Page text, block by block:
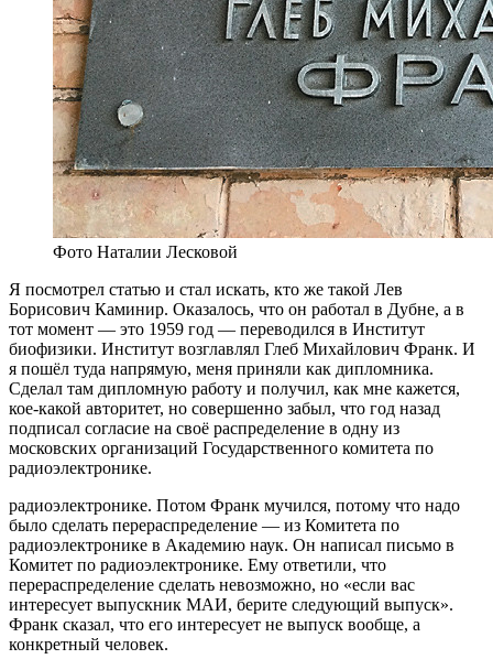
Фото Наталии Лесковой
Я посмотрел статью и стал искать, кто же такой Лев
Борисович Каминир. Оказалось, что он работал в Дубне, а в
тот момент — это 1959 год — переводился в Институт
биофизики. Институт возглавлял Глеб Михайлович Франк. И
я пошёл туда напрямую, меня приняли как дипломника.
Сделал там дипломную работу и получил, как мне кажется,
кое-какой авторитет, но совершенно забыл, что год назад
подписал согласие на своё распределение в одну из
московских организаций Государственного комитета по
радиоэлектронике.
радиоэлектронике. Потом Франк мучился, потому что надо
было сделать перераспределение — из Комитета по
радиоэлектронике в Академию наук. Он написал письмо в
Комитет по радиоэлектронике. Ему ответили, что
перераспределение сделать невозможно, но «если вас
интересует выпускник МАИ, берите следующий выпуск».
Франк сказал, что его интересует не выпуск вообще, а
конкретный человек.